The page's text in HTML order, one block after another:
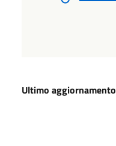
Ultimo aggiornamento